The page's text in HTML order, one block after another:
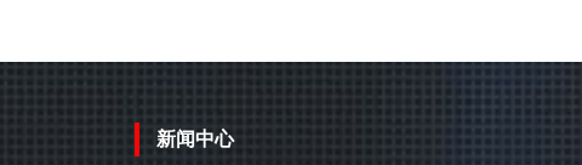
新闻中心